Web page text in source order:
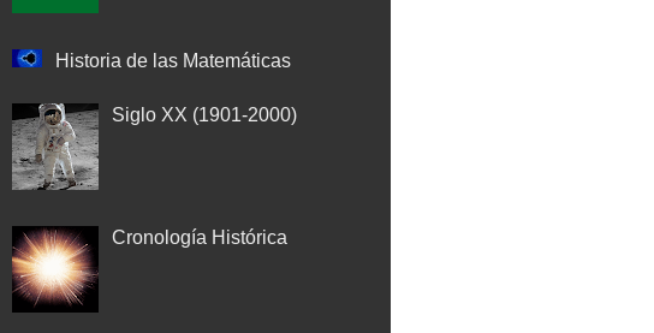
Historia de las Matemáticas
Siglo XX (1901-2000)
Cronología Histórica